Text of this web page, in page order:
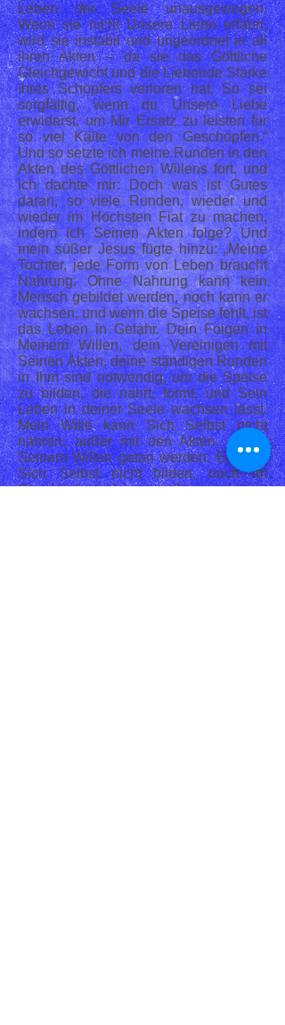
Leben der Seele unausgewogen.
Wenn sie nicht Unsere Liebe erfährt,
wird sie instabil und ungeordnet in all
ihren Akten – da sie das Göttliche
Gleichgewicht und die Liebende Stärke
ihres Schöpfers verloren hat. So sei
sorgfältig, wenn du Unsere Liebe
erwiderst, um Mir Ersatz zu leisten für
so viel Kälte von den Geschöpfen.“
Und so setzte ich meine Runden in den
Akten des Göttlichen Willens fort, und
ich dachte mir: Doch was ist Gutes
daran, so viele Runden, wieder und
wieder im Höchsten Fiat zu machen,
indem ich Seinen Akten folge? Und
mein süßer Jesus fügte hinzu: „Meine
Tochter, jede Form von Leben braucht
Nahrung. Ohne Nahrung kann kein
Mensch gebildet werden, noch kann er
wachsen, und wenn die Speise fehlt, ist
das Leben in Gefahr. Dein Folgen in
Meinem Willen, dein Vereinigen mit
Seinen Akten, deine ständigen Runden
in Ihm sind notwendig, um die Speise
zu bilden, die nährt, formt, und Sein
Leben in deiner Seele wachsen lässt.
Mein Wille kann Sich Selbst nicht
nähren, außer mit den Akten, die in
Seinem Willen getan werden. Er kann
Sich Selbst nicht bilden, noch im
Geschöpf wachsen, außer es tritt in